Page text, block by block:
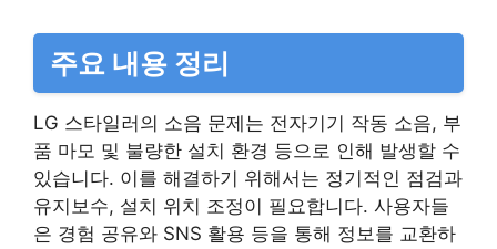
주요 내용 정리
LG 스타일러의 소음 문제는 전자기기 작동 소음, 부
품 마모 및 불량한 설치 환경 등으로 인해 발생할 수
있습니다. 이를 해결하기 위해서는 정기적인 점검과
유지보수, 설치 위치 조정이 필요합니다. 사용자들
은 경험 공유와 SNS 활용 등을 통해 정보를 교환하